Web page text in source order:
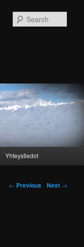
Yhteystiedot
← Previous Next →